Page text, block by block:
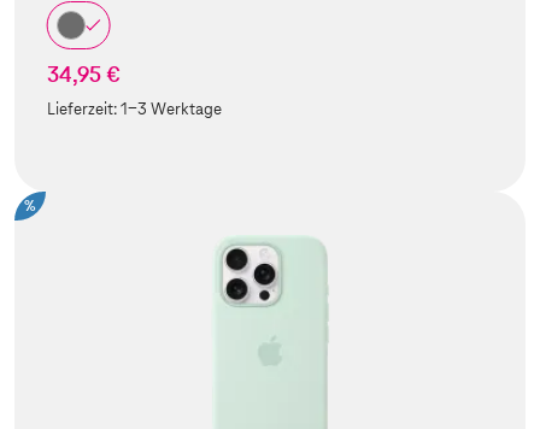
34,95 €
Lieferzeit:1-3 Werktage
%